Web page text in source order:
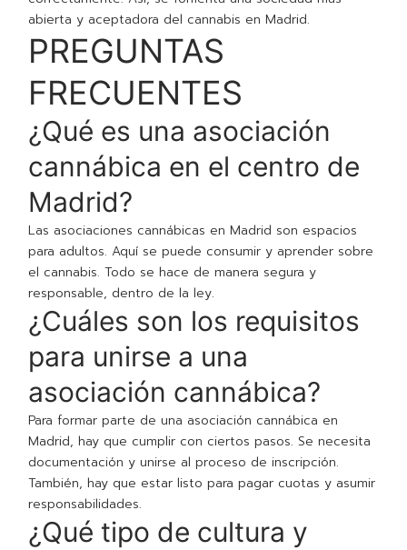
abierta y aceptadora del cannabis en Madrid.
PREGUNTAS
FRECUENTES
¿Qué es una asociación
cannábica en el centro de
Madrid?
Las asociaciones cannábicas en Madrid son espacios
para adultos. Aquí se puede consumir y aprender sobre
el cannabis. Todo se hace de manera segura y
responsable, dentro de la ley.
¿Cuáles son los requisitos
para unirse a una
asociación cannábica?
Para formar parte de una asociación cannábica en
Madrid, hay que cumplir con ciertos pasos. Se necesita
documentación y unirse al proceso de inscripción.
También, hay que estar listo para pagar cuotas y asumir
responsabilidades.
¿Qué tipo de cultura y